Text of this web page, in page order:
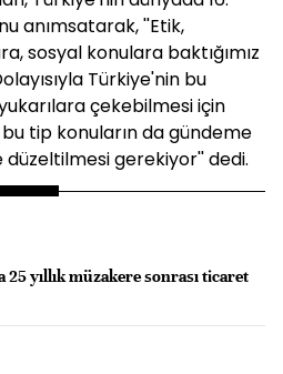
anımsatarak, ''Etik,
sosyal konulara baktığımız
Türkiye'nin bu
çekebilmesi için
tip konuların da gündeme
düzeltilmesi gerekiyor'' dedi.
25 yıllık müzakere sonrası ticaret